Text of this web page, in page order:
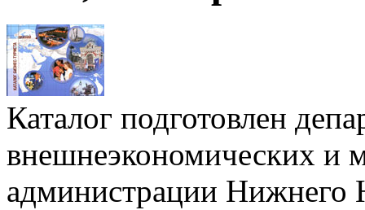
Каталог подготовлен
внешнеэкономических и
администрации Нижнего